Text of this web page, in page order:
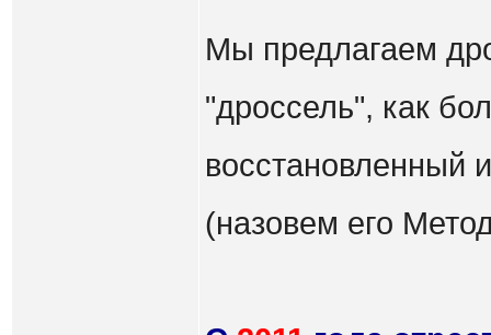
Мы предлагаем
"дроссель", как
восстановленный
(назовем его